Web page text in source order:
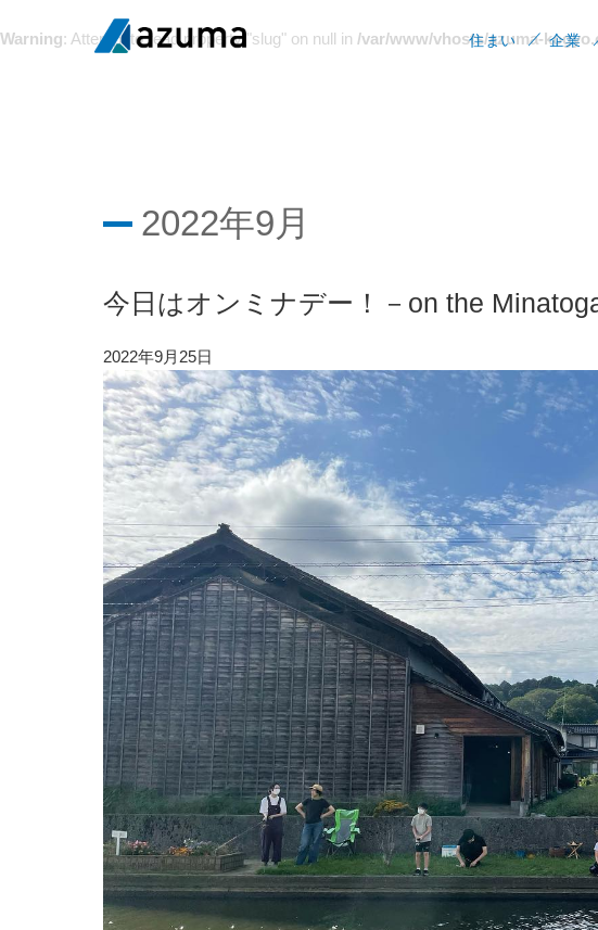
Warning: Attempt to read property "slug" on null in /var/www/vhosts/azuma-
住まい 企業
2022年9月
今日はオンミナデー！－on the
2022年9月25日